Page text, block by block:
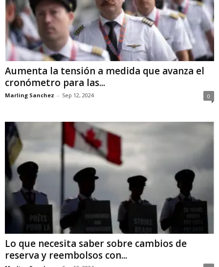
Aumenta la tensión a medida que avanza el
cronómetro para las...
Marling Sanchez - Sep 12, 2024 0
Lo que necesita saber sobre cambios de
reserva y reembolsos con...